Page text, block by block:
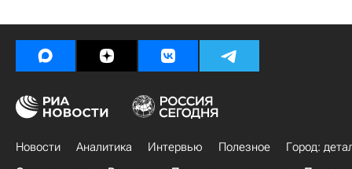
Новости Аналитика Интервью Полезное
Город: